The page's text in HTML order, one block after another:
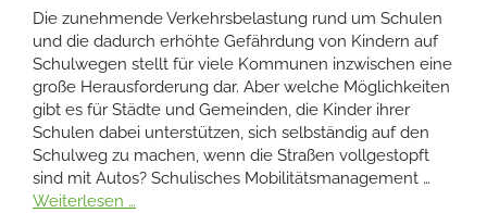
Die zunehmende Verkehrsbelastung rund um Schulen
und die dadurch erhöhte Gefährdung von Kindern auf
Schulwegen stellt für viele Kommunen inzwischen eine
große Herausforderung dar. Aber welche Möglichkeiten
gibt es für Städte und Gemeinden, die Kinder ihrer
Schulen dabei unterstützen, sich selbständig auf den
Schulweg zu machen, wenn die Straßen vollgestopft
sind mit Autos? Schulisches Mobilitätsmanagement …
Weiterlesen …